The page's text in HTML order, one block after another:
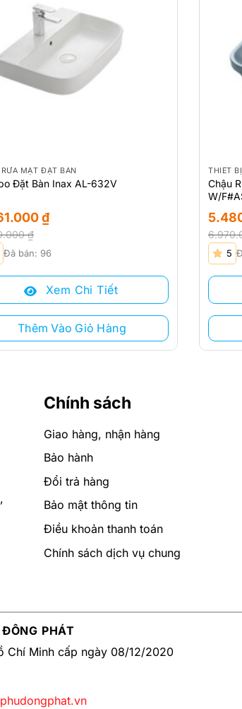
MẶT ĐẶT BÀN
Đặt Bàn Inax AL-632V
₫
₫.
₫
₫.
Đã bán: 96
Xem Chi Tiết
Thêm Vào Giỏ Hàng
THIẾT
Chậu
W/
Giá
gốc
là:
Giá
hiện
tại
5
Chính sách
Giao hàng, nhận hàng
Bảo hành
Đổi trả hàng
Bảo mật thông tin
Điều khoản thanh toán
Chính sách dịch vụ chung
PHÁT
Chí Minh cấp ngày 08/12/2020
phudongphat.vn